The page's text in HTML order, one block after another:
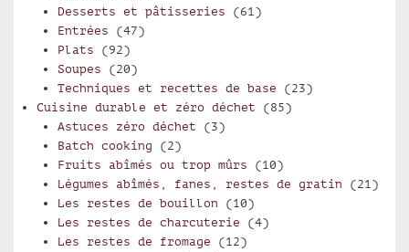
Desserts et pâtisseries (61)
Entrées (47)
Plats (92)
Soupes (20)
Techniques et recettes de base (23)
Cuisine durable et zéro déchet (85)
Astuces zéro déchet (3)
Batch cooking (2)
Fruits abîmés ou trop mûrs (10)
Légumes abîmés, fanes, restes de gratin (21)
Les restes de bouillon (10)
Les restes de charcuterie (4)
Les restes de fromage (12)